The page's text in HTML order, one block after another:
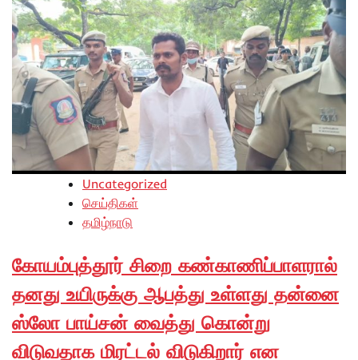
Uncategorized
செய்திகள்
தமிழ்நாடு
கோயம்புத்தூர் சிறை கண்காணிப்பாளரால்
தனது உயிருக்கு ஆபத்து உள்ளது தன்னை
ஸ்லோ பாய்சன் வைத்து கொன்று
விடுவதாக மிரட்டல் விடுகிறார் என